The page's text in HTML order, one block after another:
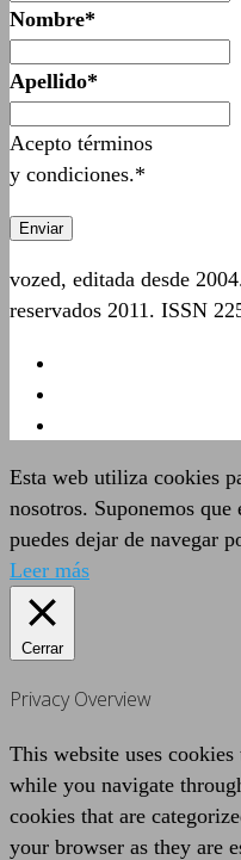
Nombre*
Apellido*
Acepto términos
y condiciones.*
vozed, editada desde
reservados 2011. ISSN
Esta web utiliza cookies
nosotros. Suponemos que
puedes dejar de navegar
Leer más
Cerrar
Privacy Overview
This website uses
while you navigate
cookies that are
your browser as they are